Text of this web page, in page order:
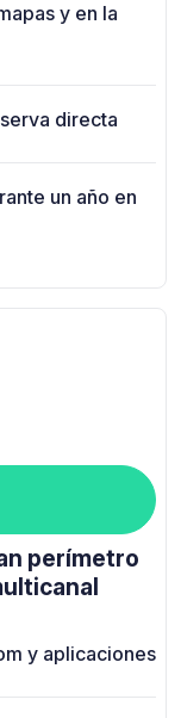
y en la
directa
un año en
perímetro
y aplicaciones